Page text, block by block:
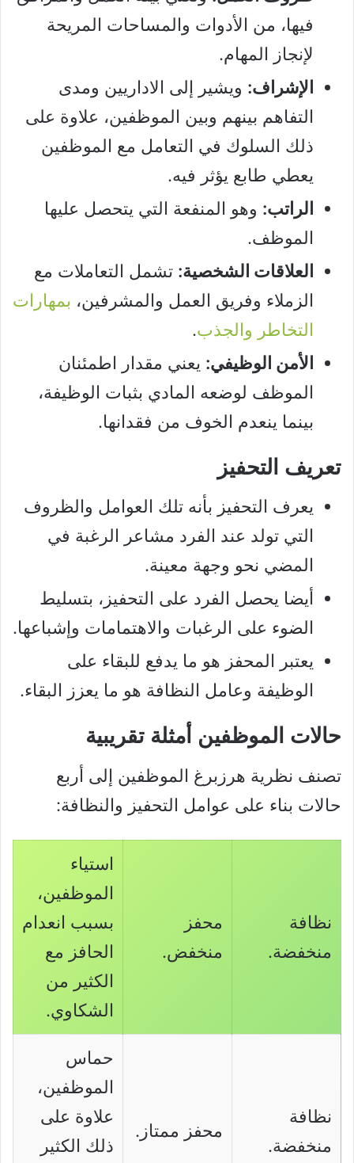
فيها، من الأدوات والمساحات المريحة
لإنجاز المهام.
الإشراف: ويشير إلى الاداريين ومدى
التفاهم بينهم وبين الموظفين، علاوة على
ذلك السلوك في التعامل مع الموظفين
يعطي طابع يؤثر فيه.
الراتب: وهو المنفعة التي يتحصل عليها
الموظف.
العلاقات الشخصية: تشمل التعاملات مع
الزملاء وفريق العمل والمشرفين، بمهارات
التخاطر والجذب.
الأمن الوظيفي: يعني مقدار اطمئنان
الموظف لوضعه المادي بثبات الوظيفة،
بينما ينعدم الخوف من فقدانها.
تعريف التحفيز
يعرف التحفيز بأنه تلك العوامل والظروف
التي تولد عند الفرد مشاعر الرغبة في
المضي نحو وجهة معينة.
أيضا يحصل الفرد على التحفيز، بتسليط
الضوء على الرغبات والاهتمامات وإشباعها.
يعتبر المحفز هو ما يدفع للبقاء على
الوظيفة وعامل النظافة هو ما يعزز البقاء.
حالات الموظفين أمثلة تقريبية
تصنف نظرية هرزبرغ الموظفين إلى أربع
حالات بناء على عوامل التحفيز والنظافة:
نظافة
منخفضة.
محفز
منخفض.
استياء
الموظفين،
بسبب انعدام
الحافز مع
الكثير من
الشكاوي.
نظافة
منخفضة.
محفز ممتاز.
حماس
الموظفين،
علاوة على
ذلك الكثير